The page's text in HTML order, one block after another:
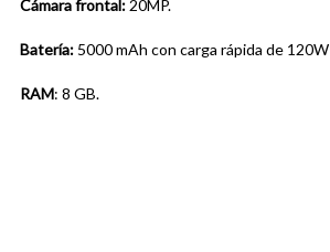
Cámara frontal:20MP.
Batería: 5000 mAh con carga rápida de 120W
RAM: 8 GB.